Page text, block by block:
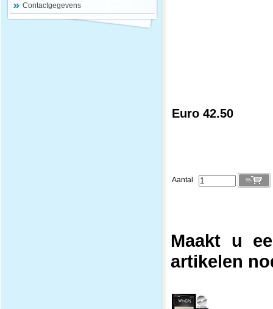
Contactgegevens
Euro 42.50
Aantal
Maakt u
artikelen